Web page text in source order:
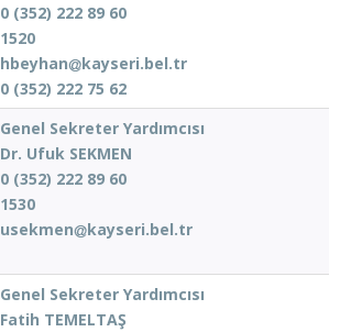
0 (352) 222 89 60
1520
hbeyhan
kayseri.bel.tr
0 (352) 222 75 62
Genel Sekreter Yardımcısı
Dr. Ufuk SEKMEN
0 (352) 222 89 60
1530
usekmen
kayseri.bel.tr
Genel Sekreter Yardımcısı
Fatih TEMELTAŞ